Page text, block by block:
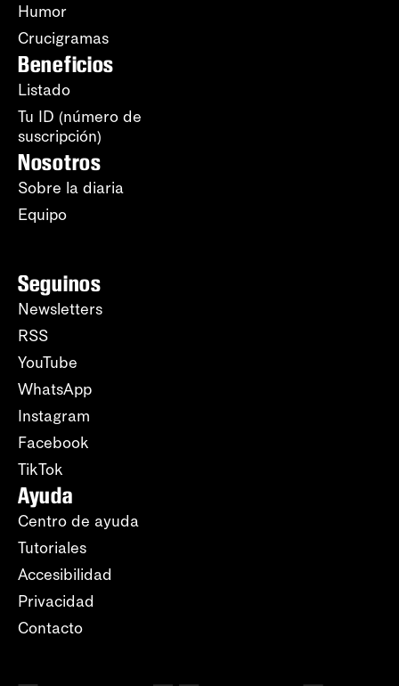
Humor
Crucigramas
Beneficios
Listado
Tu ID (número de
suscripción)
Nosotros
Sobre la diaria
Equipo
Seguinos
Newsletters
RSS
YouTube
WhatsApp
Instagram
Facebook
TikTok
Ayuda
Centro de ayuda
Tutoriales
Accesibilidad
Privacidad
Contacto